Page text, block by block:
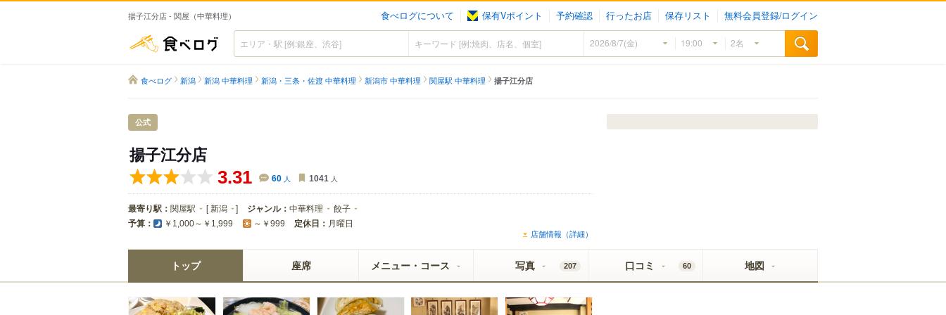
揚子江分店 - 関屋（中華料理） 食べログについて 保有Vポイント 予約確認 行ったお店 保存リスト 無料会員登録/ログイン
食べログ
食べログ 新潟 新潟 中華料理 新潟・三条・佐渡 中華料理 新潟市 中華料理 関屋駅 中華料理 揚子江分店
公式
揚子江分店
3.31 60 人 1041 人
最寄り駅： 関屋駅 [新潟 ] ジャンル： 中華料理 餃子
予算： ￥1,000～￥1,999 ～￥999 定休日： 月曜日
店舗情報（詳細）
トップ 座席 メニュー・コース 写真 207 口コミ 60 地図